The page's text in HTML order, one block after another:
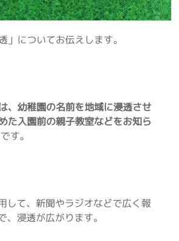
」についてお伝えします。
、幼稚園の名前を地域に浸透させ
た入園前の親子教室などをお知ら
です。
して、新聞やラジオなどで広く報
、浸透が広がります。